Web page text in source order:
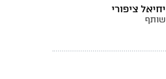
יחיאל ציפורי
שותף